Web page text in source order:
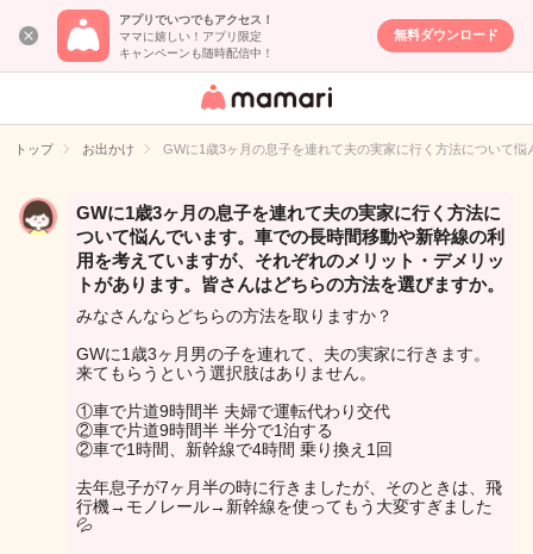
アプリでいつでもアクセス！
ママに嬉しい！アプリ限定
キャンペーンも随時配信中！
無料ダウンロード
女性専用匿名QA
イト
トップ お出かけ GWに1歳3ヶ月の息子を連れて夫の実家に行く方法について
GWに1歳3ヶ月の息子を連れて夫の実家に行く方法に
ついて悩んでいます。車での長時間移動や新幹線の利
用を考えていますが、それぞれのメリット・デメリッ
トがあります。皆さんはどちらの方法を選びますか。
みなさんならどちらの方法を取りますか？
GWに1歳3ヶ月男の子を連れて、夫の実家に行きます。
来てもらうという選択肢はありません。
①車で片道9時間半 夫婦で運転代わり交代
②車で片道9時間半 半分で1泊する
②車で1時間、新幹線で4時間 乗り換え1回
去年息子が7ヶ月半の時に行きましたが、そのときは、飛
行機→モノレール→新幹線を使ってもう大変すぎました
💦